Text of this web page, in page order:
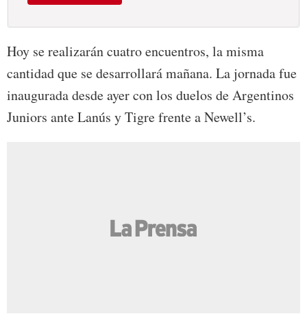
Hoy se realizarán cuatro encuentros, la misma
cantidad que se desarrollará mañana. La jornada fue
inaugurada desde ayer con los duelos de Argentinos
Juniors ante Lanús y Tigre frente a Newell’s.